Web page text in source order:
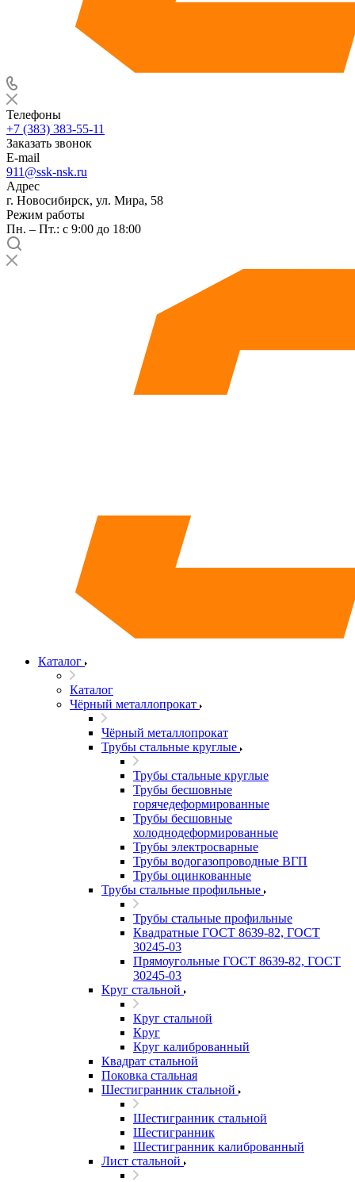
Телефоны
+7 (383) 383-55-11
Заказать звонок
E-mail
911@ssk-nsk.ru
Адрес
г. Новосибирск, ул. Мира, 58
Режим работы
Пн. – Пт.: с 9:00 до 18:00
Каталог
Каталог
Чёрный металлопрокат
Чёрный металлопрокат
Трубы стальные круглые
Трубы стальные круглые
Трубы бесшовные
горячедеформированные
Трубы бесшовные
холоднодеформированные
Трубы электросварные
Трубы водогазопроводные ВГП
Трубы оцинкованные
Трубы стальные профильные
Трубы стальные профильные
Квадратные ГОСТ 8639-82, ГОСТ
30245-03
Прямоугольные ГОСТ 8639-82, ГОСТ
30245-03
Круг стальной
Круг стальной
Круг
Круг калиброванный
Квадрат стальной
Поковка стальная
Шестигранник стальной
Шестигранник стальной
Шестигранник
Шестигранник калиброванный
Лист стальной